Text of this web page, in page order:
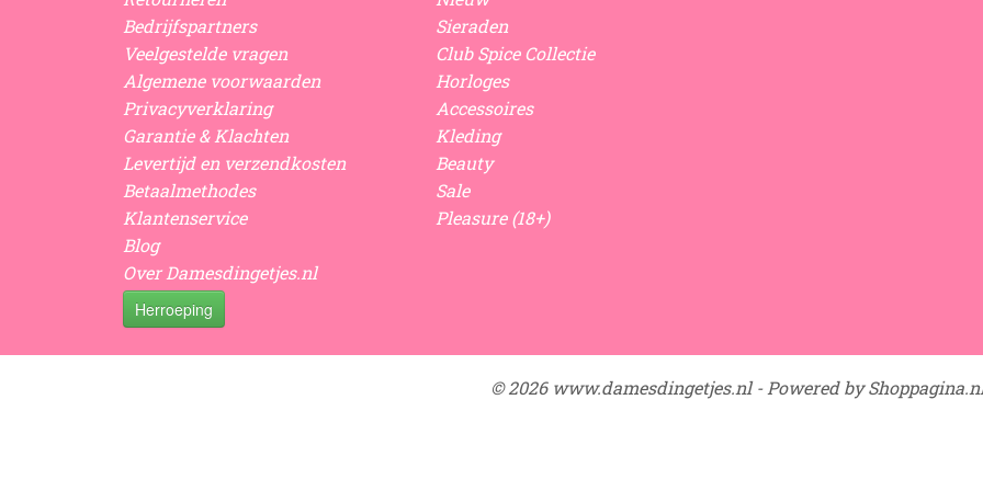
Bedrijfspartners
Veelgestelde vragen
Algemene voorwaarden
Privacyverklaring
Garantie & Klachten
Levertijd en verzendkosten
Betaalmethodes
Klantenservice
Blog
Over Damesdingetjes.nl
Herroeping
Sieraden
Club Spice Collectie
Horloges
Accessoires
Kleding
Beauty
Sale
Pleasure (18+)
© 2026 www.damesdingetjes.nl - Powered by